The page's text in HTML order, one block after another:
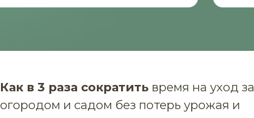
Как в 3 раза сократить время на уход за
огородом и садом без потерь урожая и